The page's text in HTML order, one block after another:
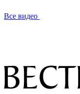
Все видео